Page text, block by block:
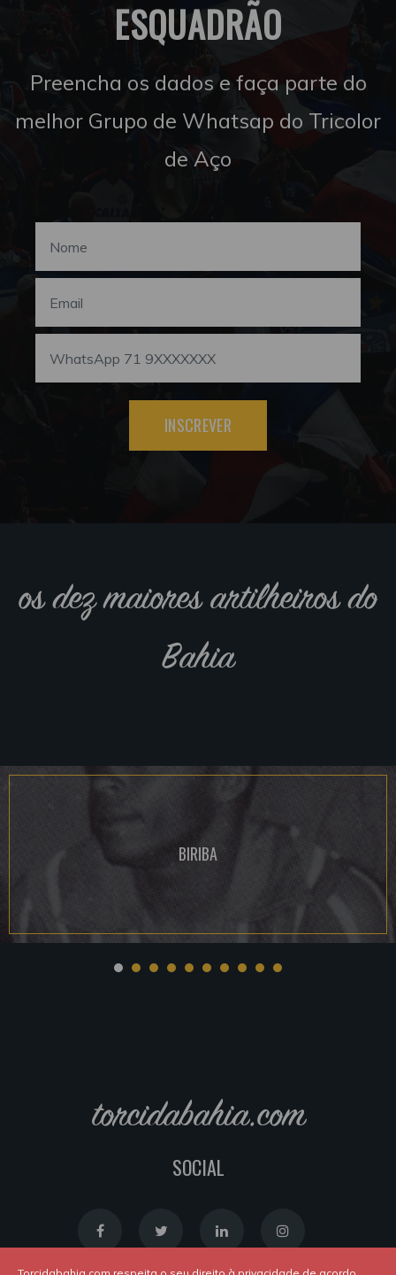
ESQUADRÃO
Preencha os dados e faça parte do
melhor Grupo de Whatsap do Tricolor
de Aço
INSCREVER
os dez maiores artilheiros do
Bahia
BIRIBA
torcidabahia.com
SOCIAL